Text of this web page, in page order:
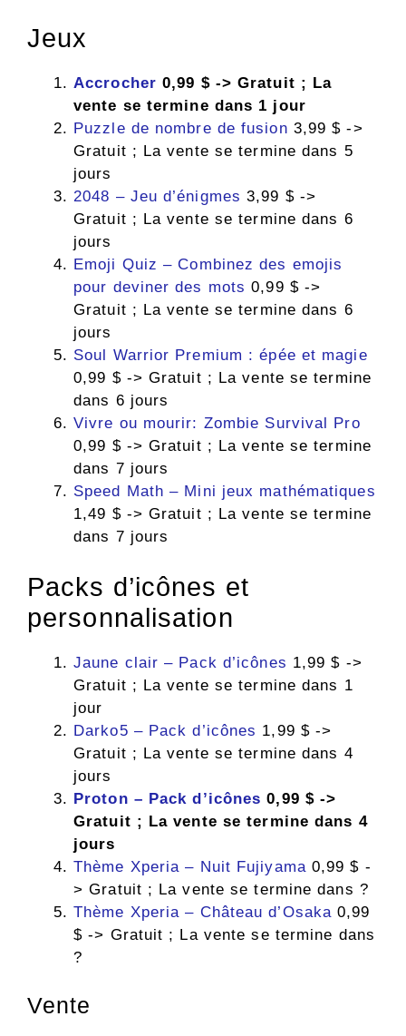
Jeux
Accrocher 0,99 $ -> Gratuit ; La
vente se termine dans 1 jour
Puzzle de nombre de fusion 3,99 $ ->
Gratuit ; La vente se termine dans 5
jours
2048 – Jeu d’énigmes 3,99 $ ->
Gratuit ; La vente se termine dans 6
jours
Emoji Quiz – Combinez des emojis
pour deviner des mots 0,99 $ ->
Gratuit ; La vente se termine dans 6
jours
Soul Warrior Premium : épée et magie
0,99 $ -> Gratuit ; La vente se termine
dans 6 jours
Vivre ou mourir: Zombie Survival Pro
0,99 $ -> Gratuit ; La vente se termine
dans 7 jours
Speed ​​Math – Mini jeux mathématiques
1,49 $ -> Gratuit ; La vente se termine
dans 7 jours
Packs d’icônes et
personnalisation
Jaune clair – Pack d’icônes 1,99 $ ->
Gratuit ; La vente se termine dans 1
jour
Darko5 – Pack d’icônes 1,99 $ ->
Gratuit ; La vente se termine dans 4
jours
Proton – Pack d’icônes 0,99 $ ->
Gratuit ; La vente se termine dans 4
jours
Thème Xperia – Nuit Fujiyama0,99 $ -
> Gratuit ; La vente se termine dans ?
Thème Xperia – Château d’Osaka 0,99
$ -> Gratuit ; La vente se termine dans
?
Vente